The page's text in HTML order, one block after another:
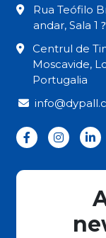
Rua Teófilo
andar, Sala
Centrul de
Moscavide,
Portugalia